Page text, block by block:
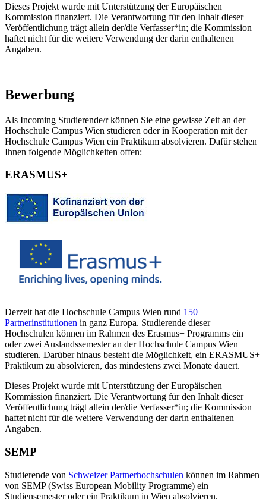
Dieses Projekt wurde mit Unterstützung der Europäischen
Kommission finanziert. Die Verantwortung für den Inhalt dieser
Veröffentlichung trägt allein der/die Verfasser*in; die Kommission
haftet nicht für die weitere Verwendung der darin enthaltenen
Angaben.
Bewerbung
Als Incoming Studierende/r können Sie eine gewisse Zeit an der
Hochschule Campus Wien studieren oder in Kooperation mit der
Hochschule Campus Wien ein Praktikum absolvieren. Dafür stehen
Ihnen folgende Möglichkeiten offen:
ERASMUS+
Derzeit hat die Hochschule Campus Wien rund 150
Partnerinstitutionen in ganz Europa. Studierende dieser
Hochschulen können im Rahmen des Erasmus+ Programms ein
oder zwei Auslandssemester an der Hochschule Campus Wien
studieren. Darüber hinaus besteht die Möglichkeit, ein ERASMUS+
Praktikum zu absolvieren, das mindestens zwei Monate dauert.
Dieses Projekt wurde mit Unterstützung der Europäischen
Kommission finanziert. Die Verantwortung für den Inhalt dieser
Veröffentlichung trägt allein der/die Verfasser*in; die Kommission
haftet nicht für die weitere Verwendung der darin enthaltenen
Angaben.
SEMP
Studierende von Schweizer Partnerhochschulen können im Rahmen
von SEMP (Swiss European Mobility Programme) ein
Studiensemester oder ein Praktikum in Wien absolvieren.